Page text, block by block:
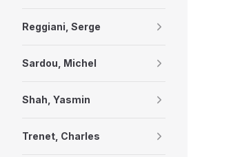
Reggiani, Serge
Sardou, Michel
Shah, Yasmin
Trenet, Charles